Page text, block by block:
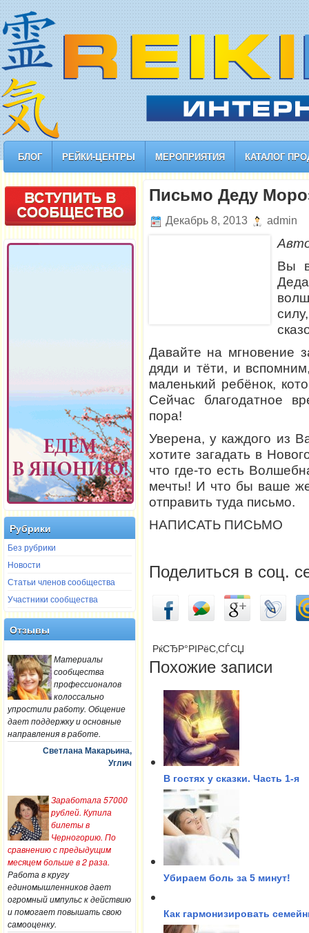
БЛОГ РЕЙКИ-ЦЕНТРЫ МЕРОПРИЯТИЯ КАТАЛОГ
Рубрики
Без рубрики
Новости
Статьи членов сообщества
Участники сообщества
Отзывы
Материалы
сообщества
профессионалов
колоссально
упростили работу. Общение
дает поддержку и основные
направления в работе.
Светлана Макарьина,
Углич
Заработала 57000
рублей. Купила
билеты в
Черногорию. По
сравнению с предыдущим
месяцем больше в 2 раза.
Работа в кругу
единомышленников дает
огромный импульс к действию
и помогает повышать свою
самооценку.
Письмо Деду
Декабрь 8, 2013 admin
Вы
Давайте на мгновение
дяди и тёти, и
маленький ребёнок,
Сейчас благодатное
пора!
Уверена, у каждого из
хотите загадать в
что где-то есть
мечты! И что бы ваше
отправить туда письмо.
НАПИСАТЬ ПИСЬМО
Поделиться в соц.
РќСЂР°РІРёС‚СЃСЏ
Похожие записи
В гостях у сказки. Часть 1-я
Убираем боль за 5 минут!
Как гармонизировать